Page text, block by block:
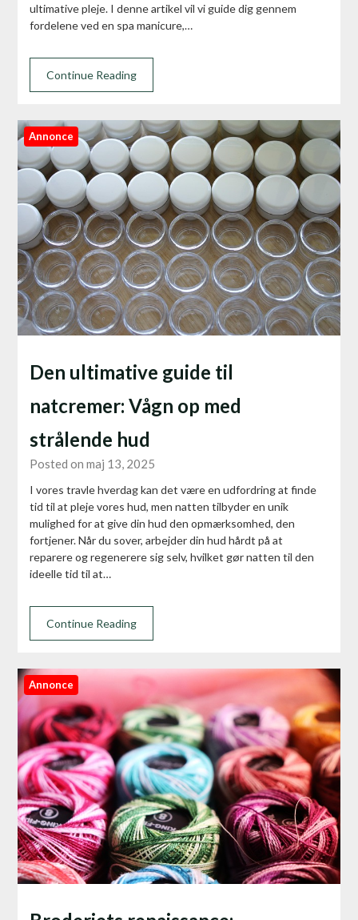
ultimative pleje. I denne artikel vil vi guide dig gennem
fordelene ved en spa manicure,…
Continue Reading
Annonce
Den ultimative guide til
natcremer: Vågn op med
strålende hud
Posted on maj 13, 2025
I vores travle hverdag kan det være en udfordring at finde
tid til at pleje vores hud, men natten tilbyder en unik
mulighed for at give din hud den opmærksomhed, den
fortjener. Når du sover, arbejder din hud hårdt på at
reparere og regenerere sig selv, hvilket gør natten til den
ideelle tid til at…
Continue Reading
Annonce